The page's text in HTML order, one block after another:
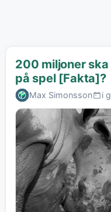
200 miljoner
på spel [Fakta]?
Max Simonsson i